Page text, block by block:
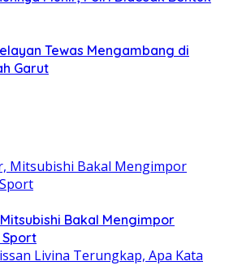
Tewas Mengambang di
Garut
Bakal Mengimpor